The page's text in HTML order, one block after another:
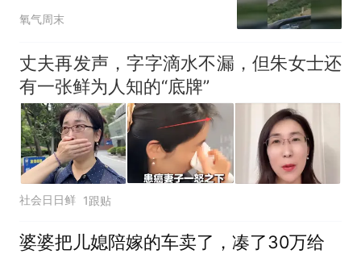
车，网友：这坡也不陡
氧气周末
丈夫再发声，字字滴水不漏，但朱女士还
有一张鲜为人知的“底牌”
社会日日鲜 1跟贴
婆婆把儿媳陪嫁的车卖了，凑了30万给